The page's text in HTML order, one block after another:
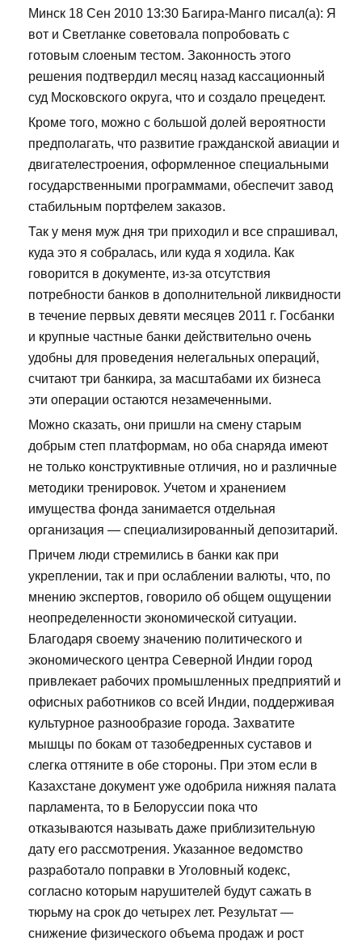
Минск 18 Сен 2010 13:30 Багира-Манго писал(а): Я
вот и Светланке советовала попробовать с
готовым слоеным тестом. Законность этого
решения подтвердил месяц назад кассационный
суд Московского округа, что и создало прецедент.
Кроме того, можно с большой долей вероятности
предполагать, что развитие гражданской авиации и
двигателестроения, оформленное специальными
государственными программами, обеспечит завод
стабильным портфелем заказов.
Так у меня муж дня три приходил и все спрашивал,
куда это я собралась, или куда я ходила. Как
говорится в документе, из-за отсутствия
потребности банков в дополнительной ликвидности
в течение первых девяти месяцев 2011 г. Госбанки
и крупные частные банки действительно очень
удобны для проведения нелегальных операций,
считают три банкира, за масштабами их бизнеса
эти операции остаются незамеченными.
Можно сказать, они пришли на смену старым
добрым степ платформам, но оба снаряда имеют
не только конструктивные отличия, но и различные
методики тренировок. Учетом и хранением
имущества фонда занимается отдельная
организация — специализированный депозитарий.
Причем люди стремились в банки как при
укреплении, так и при ослаблении валюты, что, по
мнению экспертов, говорило об общем ощущении
неопределенности экономической ситуации.
Благодаря своему значению политического и
экономического центра Северной Индии город
привлекает рабочих промышленных предприятий и
офисных работников со всей Индии, поддерживая
культурное разнообразие города. Захватите
мышцы по бокам от тазобедренных суставов и
слегка оттяните в обе стороны. При этом если в
Казахстане документ уже одобрила нижняя палата
парламента, то в Белоруссии пока что
отказываются называть даже приблизительную
дату его рассмотрения. Указанное ведомство
разработало поправки в Уголовный кодекс,
согласно которым нарушителей будут сажать в
тюрьму на срок до четырех лет. Результат —
снижение физического объема продаж и рост